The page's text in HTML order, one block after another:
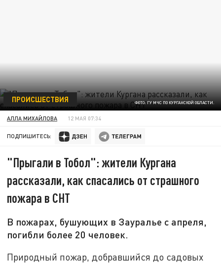
ФОТО: ГУ МЧС ПО КУРГАНСКОЙ ОБЛАСТИ.
ПРОИСШЕСТВИЯ
АЛЛА МИХАЙЛОВА 12 МАЯ 07:34
ПОДПИШИТЕСЬ:
"Прыгали в Тобол": жители Кургана
рассказали, как спасались от страшного
пожара в СНТ
В пожарах, бушующих в Зауралье с апреля,
погибли более 20 человек.
Природный пожар, добравшийся до садовых